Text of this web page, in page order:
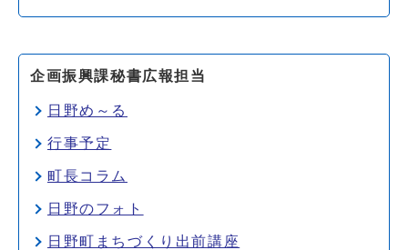
企画振興課秘書広報担当
日野め～る
行事予定
町長コラム
日野のフォト
日野町まちづくり出前講座